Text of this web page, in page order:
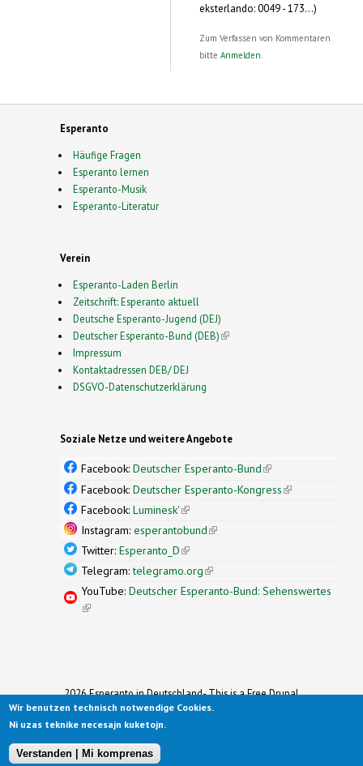
eksterlando: 0049 - 173...)
Zum Verfassen von Kommentaren
bitte Anmelden
Esperanto
Häufige Fragen
Esperanto lernen
Esperanto-Musik
Esperanto-Literatur
Verein
Esperanto-Laden Berlin
Zeitschrift: Esperanto aktuell
Deutsche Esperanto-Jugend (DEJ)
Deutscher Esperanto-Bund (DEB)(link is external)
Impressum
Kontaktadressen DEB/ DEJ
DSGVO-Datenschutzerklärung
Soziale Netze und weitere Angebote
Facebook: Deutscher Esperanto-Bund(link is
external)
Facebook: Deutscher Esperanto-Kongress(link is
Facebook: Luminesk'(link is external)
Instagram: esperantobund(link is external)
Twitter: Esperanto_D(link is external)
Telegram:telegramo.org(link is external)
YouTube: Deutscher Esperanto-Bund: Sehenswertes
(link is external)
2026 Esperanto in Deutschland- This is a Free Drupal
Theme
Ported to Drupal for the Open Source Community by
Original design by
Wir benutzen technisch notwendige Cookies.
Ni uzas teknike necesajn kuketojn.
Verstanden | Mi komprenas